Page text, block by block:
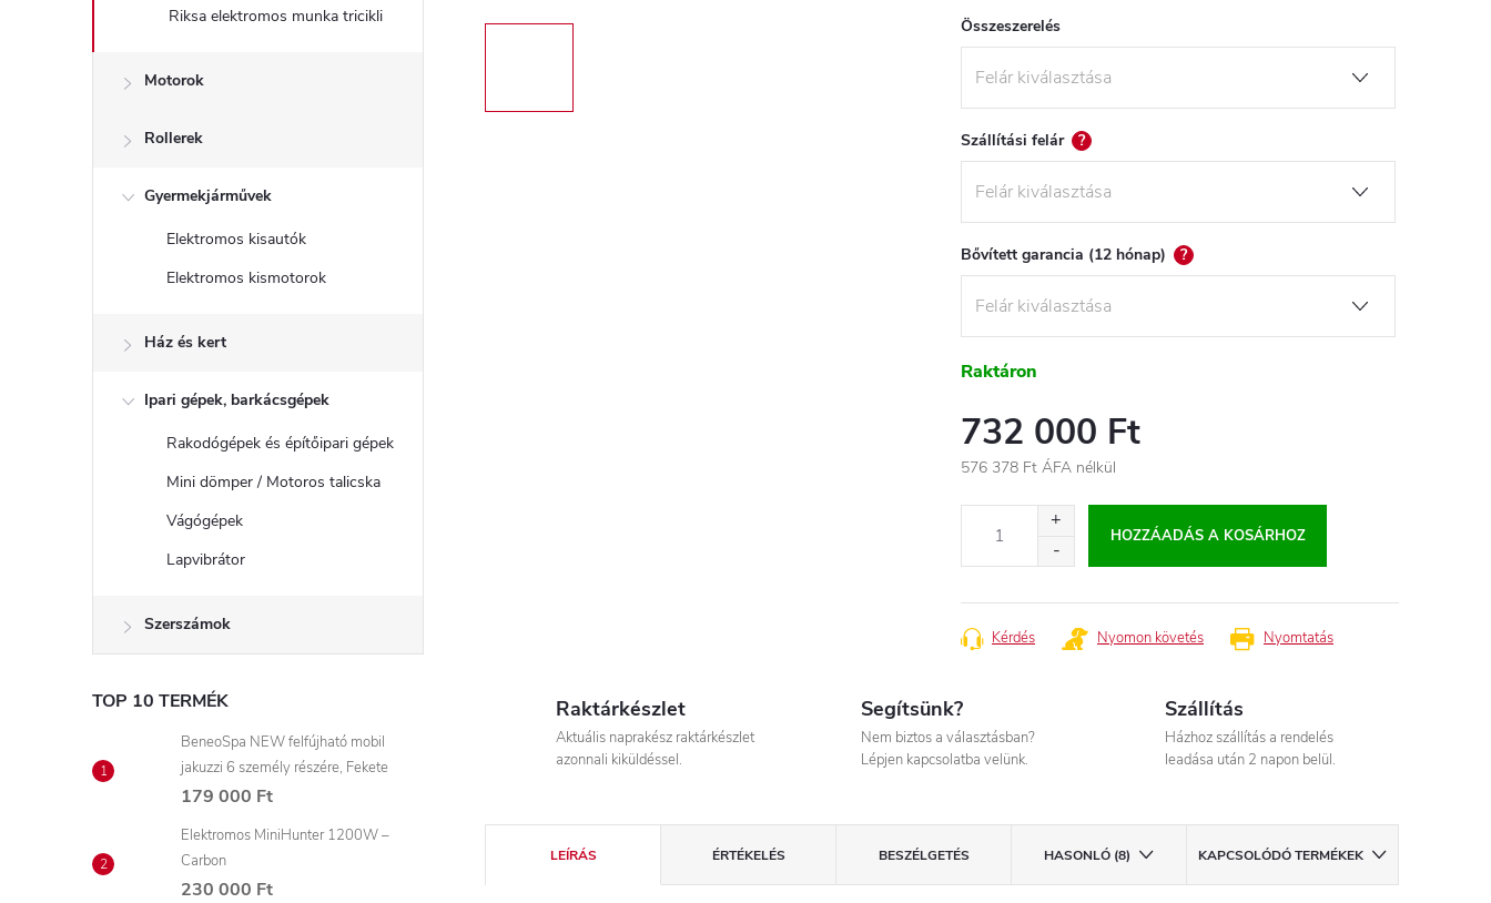
p
Riksa elektromos munka tricikli
Motorok
Rollerek
Gyermekjárművek
Elektromos kisautók
Elektromos kismotorok
Ház és kert
Ipari gépek, barkácsgépek
Rakodógépek és építőipari gépek
Mini dömper / Motoros talicska
Vágógépek
Lapvibrátor
Szerszámok
TOP 10 TERMÉK
BeneoSpa NEW felfújható mobil
jakuzzi 6 személy részére, Fekete
179 000 Ft
Elektromos MiniHunter 1200W –
Carbon
230 000 Ft
Összeszerelés
Szállítási felár ?
Bővített garancia (12 hónap) ?
Raktáron
732 000 Ft
576 378 Ft ÁFA nélkül
HOZZÁADÁS A KOSÁRHOZ
Nyomtatás
Kérdés Nyomon követés
Raktárkészlet
Aktuális naprakész raktárkészlet
azonnali kiküldéssel.
Segítsünk?
Nem biztos a választásban?
Lépjen kapcsolatba velünk.
Szállítás
Házhoz szállítás a rendelés
leadása után 2 napon belül.
LEÍRÁS ÉRTÉKELÉS BESZÉLGETÉS HASONLÓ (8) KAPCSOLÓDÓ TERMÉKEK